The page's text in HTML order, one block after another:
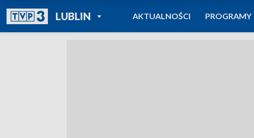
LUBLINPOWRÓT DO
TVP REGIONY
AKTUALNOŚCI PROGRAMY